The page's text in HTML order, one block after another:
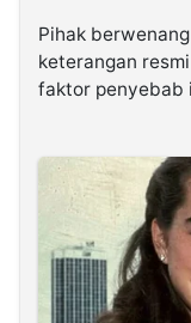
Pihak
keterangan
faktor penyebab